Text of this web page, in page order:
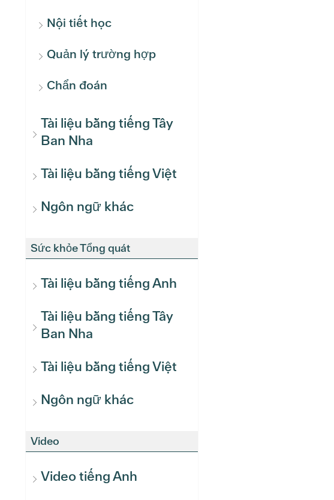
Nội tiết học
Quản lý trường hợp
Chẩn đoán
Tài liệu bằng tiếng Tây
Ban Nha
Tài liệu bằng tiếng Việt
Ngôn ngữ khác
Sức khỏe Tổng quát
Tài liệu bằng tiếng Anh
Tài liệu bằng tiếng Tây
Ban Nha
Tài liệu bằng tiếng Việt
Ngôn ngữ khác
Video
Video tiếng Anh